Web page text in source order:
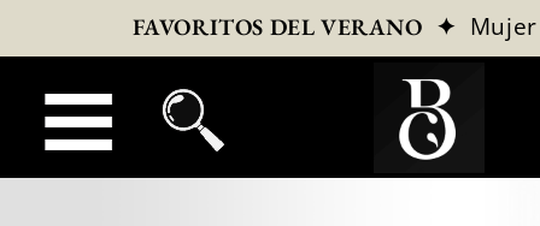
FAVORITOS DEL VERANO ✦ Mujer